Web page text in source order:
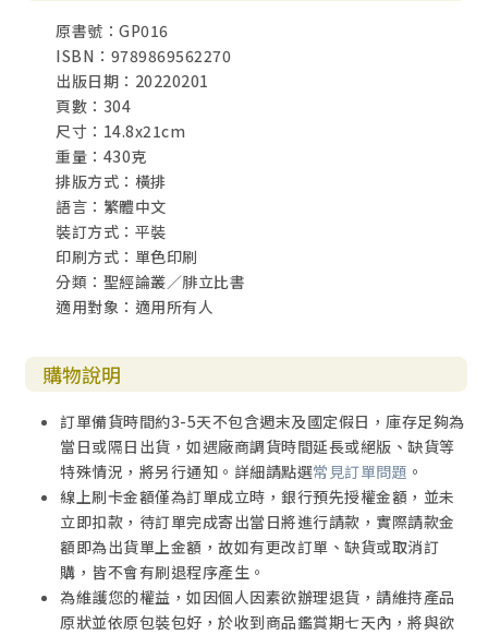
原書號：GP016
ISBN：9789869562270
出版日期：20220201
頁數：304
尺寸：14.8x21cm
重量：430克
排版方式：橫排
語言：繁體中文
裝訂方式：平裝
印刷方式：單色印刷
分類：聖經論叢／腓立比書
適用對象：適用所有人
購物說明
訂單備貨時間約3-5天不包含週末及國定假日，庫存足夠為
當日或隔日出貨，如遇廠商調貨時間延長或絕版、缺貨等
特殊情況，將另行通知。詳細請點選常見訂單問題 。
線上刷卡金額僅為訂單成立時，銀行預先授權金額，並未
立即扣款，待訂單完成寄出當日將進行請款，實際請款金
額即為出貨單上金額，故如有更改訂單、缺貨或取消訂
購，皆不會有刷退程序產生。
為維護您的權益，如因個人因素欲辦理退貨，請維持產品
原狀並依原包裝包好，於收到商品鑑賞期七天內，將與欲